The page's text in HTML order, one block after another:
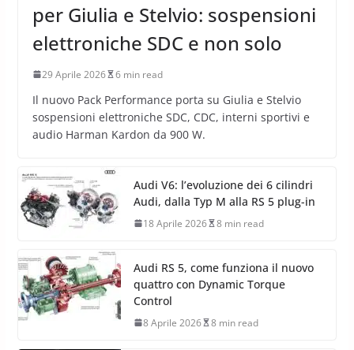
per Giulia e Stelvio: sospensioni
elettroniche SDC e non solo
29 Aprile 2026 6 min read
Il nuovo Pack Performance porta su Giulia e Stelvio
sospensioni elettroniche SDC, CDC, interni sportivi e
audio Harman Kardon da 900 W.
Audi V6: l’evoluzione dei 6 cilindri
Audi, dalla Typ M alla RS 5 plug-in
18 Aprile 2026 8 min read
Audi RS 5, come funziona il nuovo
quattro con Dynamic Torque
Control
8 Aprile 2026 8 min read